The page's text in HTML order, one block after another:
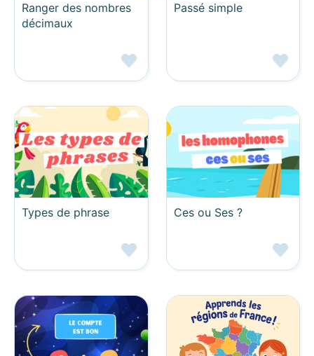
Ranger des nombres
décimaux
Passé simple
Types de phrase Ces ou Ses ?